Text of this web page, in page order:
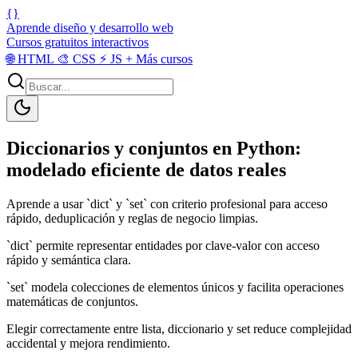
{}
Aprende diseño y desarrollo web
Cursos gratuitos interactivos
🌐HTML 🎨 CSS ⚡ JS + Más cursos
Diccionarios y conjuntos en Python:
modelado eficiente de datos reales
Aprende a usar `dict` y `set` con criterio profesional para acceso
rápido, deduplicación y reglas de negocio limpias.
`dict` permite representar entidades por clave-valor con acceso
rápido y semántica clara.
`set` modela colecciones de elementos únicos y facilita operaciones
matemáticas de conjuntos.
Elegir correctamente entre lista, diccionario y set reduce complejidad
accidental y mejora rendimiento.